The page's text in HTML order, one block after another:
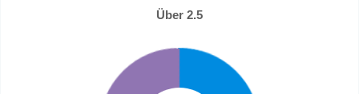
Über 2.5